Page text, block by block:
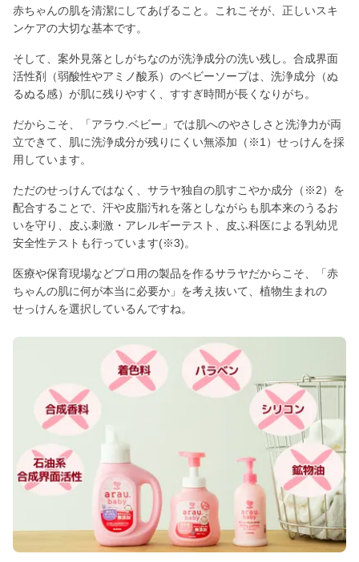
赤ちゃんの肌を清潔にしてあげること。これこそが、正しいスキ
ンケアの大切な基本です。
そして、案外見落としがちなのが洗浄成分の洗い残し。合成界面
活性剤（弱酸性やアミノ酸系）のベビーソープは、洗浄成分（ぬ
るぬる感）が肌に残りやすく、すすぎ時間が長くなりがち。
だからこそ、「アラウ.ベビー」では肌へのやさしさと洗浄力が両
立できて、肌に洗浄成分が残りにくい無添加（※1）せっけんを採
用しています。
ただのせっけんではなく、サラヤ独自の肌すこやか成分（※2）を
配合することで、汗や皮脂汚れを落としながらも肌本来のうるお
いを守り、皮ふ刺激・アレルギーテスト、皮ふ科医による乳幼児
安全性テストも行っています(※3)。
医療や保育現場などプロ用の製品を作るサラヤだからこそ、「赤
ちゃんの肌に何が本当に必要か」を考え抜いて、植物生まれの
せっけんを選択しているんですね。